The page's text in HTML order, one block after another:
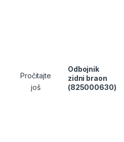
Pročitajte
još
Odbojnik
zidni braon
(825000630)